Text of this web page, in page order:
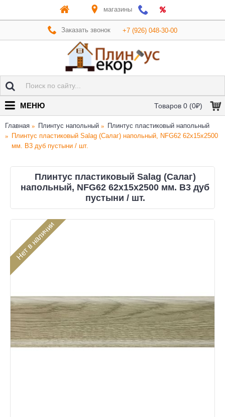
магазины
Заказать звонок +7 (926) 048-30-00
Товаров 0 (0₽)
МЕНЮ
Главная Плинтус напольный
Плинтус пластиковый напольный
Плинтус пластиковый Salag (Салаг) напольный, NFG62 62х15x2500
мм. B3 дуб пустыни / шт.
Плинтус пластиковый Salag (Салаг)
напольный, NFG62 62х15x2500 мм. B3 дуб
пустыни / шт.
Нет в наличии